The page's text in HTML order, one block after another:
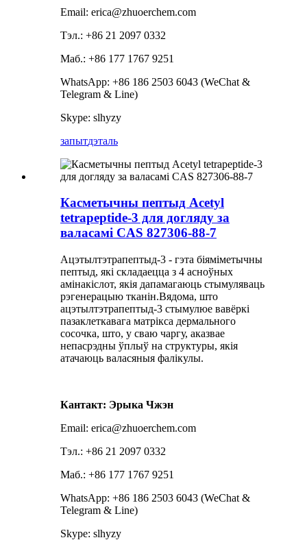
Email: erica@zhuoerchem.com
Тэл.: +86 21 2097 0332
Маб.: +86 177 1767 9251
WhatsApp: +86 186 2503 6043 (WeChat &
Telegram & Line)
Skype: slhyzy
запытдэталь
Касметычны пептыд Acetyl
tetrapeptide-3 для догляду за
валасамі CAS 827306-88-7
Ацэтылтэтрапептыд-3 - гэта біяміметычны
пептыд, які складаецца з 4 асноўных
амінакіслот, якія дапамагаюць стымуляваць
рэгенерацыю тканін.Вядома, што
ацэтылтэтрапептыд-3 стымулюе вавёркі
пазаклеткавага матрікса дермального
сосочка, што, у сваю чаргу, аказвае
непасрэдны ўплыў на структуры, якія
атачаюць валасяныя фалікулы.
Кантакт: Эрыка Чжэн
Email: erica@zhuoerchem.com
Тэл.: +86 21 2097 0332
Маб.: +86 177 1767 9251
WhatsApp: +86 186 2503 6043 (WeChat &
Telegram & Line)
Skype: slhyzy